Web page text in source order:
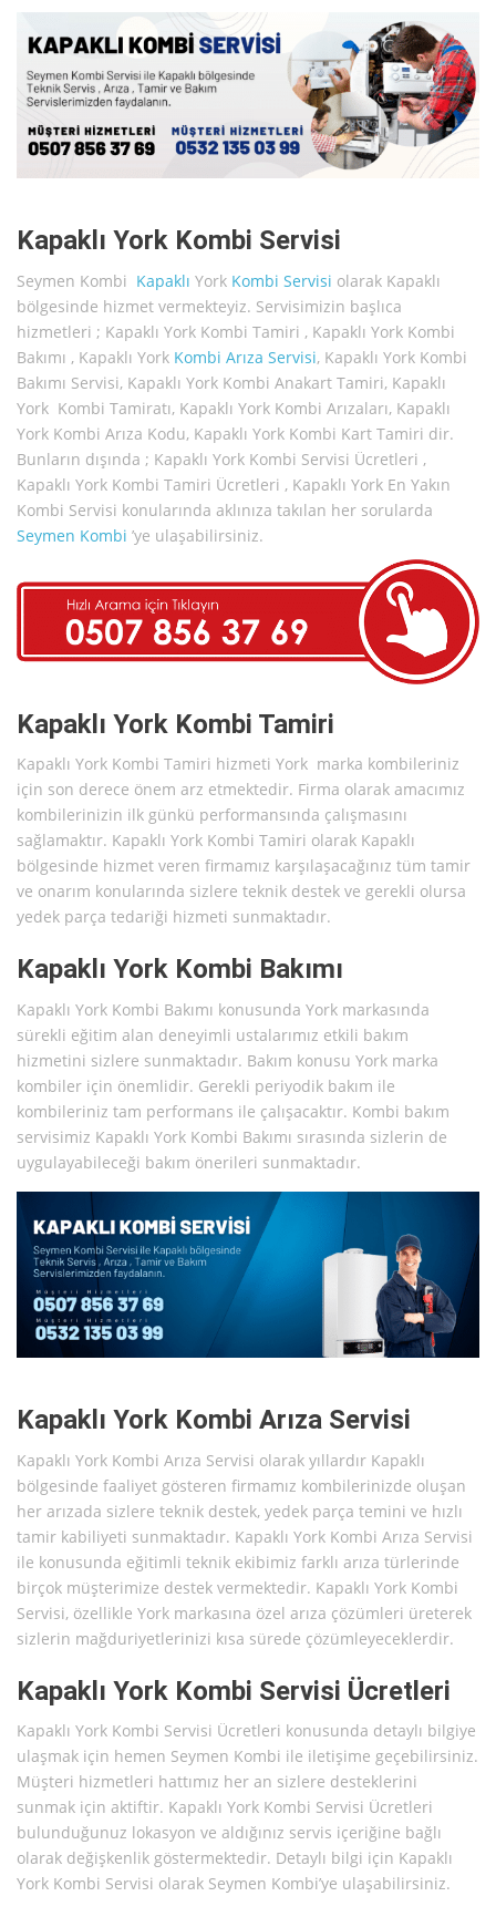
Kapaklı York Kombi Servisi
Seymen Kombi Kapaklı York Kombi Servisi olarak Kapaklı
bölgesinde hizmet vermekteyiz. Servisimizin başlıca
hizmetleri ; Kapaklı York Kombi Tamiri , Kapaklı York Kombi
Bakımı , Kapaklı York Kombi Arıza Servisi, Kapaklı York Kombi
Bakımı Servisi, Kapaklı York Kombi Anakart Tamiri, Kapaklı
York Kombi Tamiratı, Kapaklı York Kombi Arızaları, Kapaklı
York Kombi Arıza Kodu, Kapaklı York Kombi Kart Tamiri dir.
Bunların dışında ; Kapaklı York Kombi Servisi Ücretleri ,
Kapaklı York Kombi Tamiri Ücretleri , Kapaklı York En Yakın
Kombi Servisi konularında aklınıza takılan her sorularda
Seymen Kombi ’ye ulaşabilirsiniz.
Kapaklı York Kombi Tamiri
Kapaklı York Kombi Tamiri hizmeti York marka kombileriniz
için son derece önem arz etmektedir. Firma olarak amacımız
kombilerinizin ilk günkü performansında çalışmasını
sağlamaktır. Kapaklı York Kombi Tamiri olarak Kapaklı
bölgesinde hizmet veren firmamız karşılaşacağınız tüm tamir
ve onarım konularında sizlere teknik destek ve gerekli olursa
yedek parça tedariği hizmeti sunmaktadır.
Kapaklı York Kombi Bakımı
Kapaklı York Kombi Bakımı konusunda York markasında
sürekli eğitim alan deneyimli ustalarımız etkili bakım
hizmetini sizlere sunmaktadır. Bakım konusu York marka
kombiler için önemlidir. Gerekli periyodik bakım ile
kombileriniz tam performans ile çalışacaktır. Kombi bakım
servisimiz Kapaklı York Kombi Bakımı sırasında sizlerin de
uygulayabileceği bakım önerileri sunmaktadır.
Kapaklı York Kombi Arıza Servisi
Kapaklı York Kombi Arıza Servisi olarak yıllardır Kapaklı
bölgesinde faaliyet gösteren firmamız kombilerinizde oluşan
her arızada sizlere teknik destek, yedek parça temini ve hızlı
tamir kabiliyeti sunmaktadır. Kapaklı York Kombi Arıza Servisi
ile konusunda eğitimli teknik ekibimiz farklı arıza türlerinde
birçok müşterimize destek vermektedir. Kapaklı York Kombi
Servisi, özellikle York markasına özel arıza çözümleri üreterek
sizlerin mağduriyetlerinizi kısa sürede çözümleyeceklerdir.
Kapaklı York Kombi Servisi Ücretleri
Kapaklı York Kombi Servisi Ücretleri konusunda detaylı bilgiye
ulaşmak için hemen Seymen Kombi ile iletişime geçebilirsiniz.
Müşteri hizmetleri hattımız her an sizlere desteklerini
sunmak için aktiftir. Kapaklı York Kombi Servisi Ücretleri
bulunduğunuz lokasyon ve aldığınız servis içeriğine bağlı
olarak değişkenlik göstermektedir. Detaylı bilgi için Kapaklı
York Kombi Servisi olarak Seymen Kombi’ye ulaşabilirsiniz.